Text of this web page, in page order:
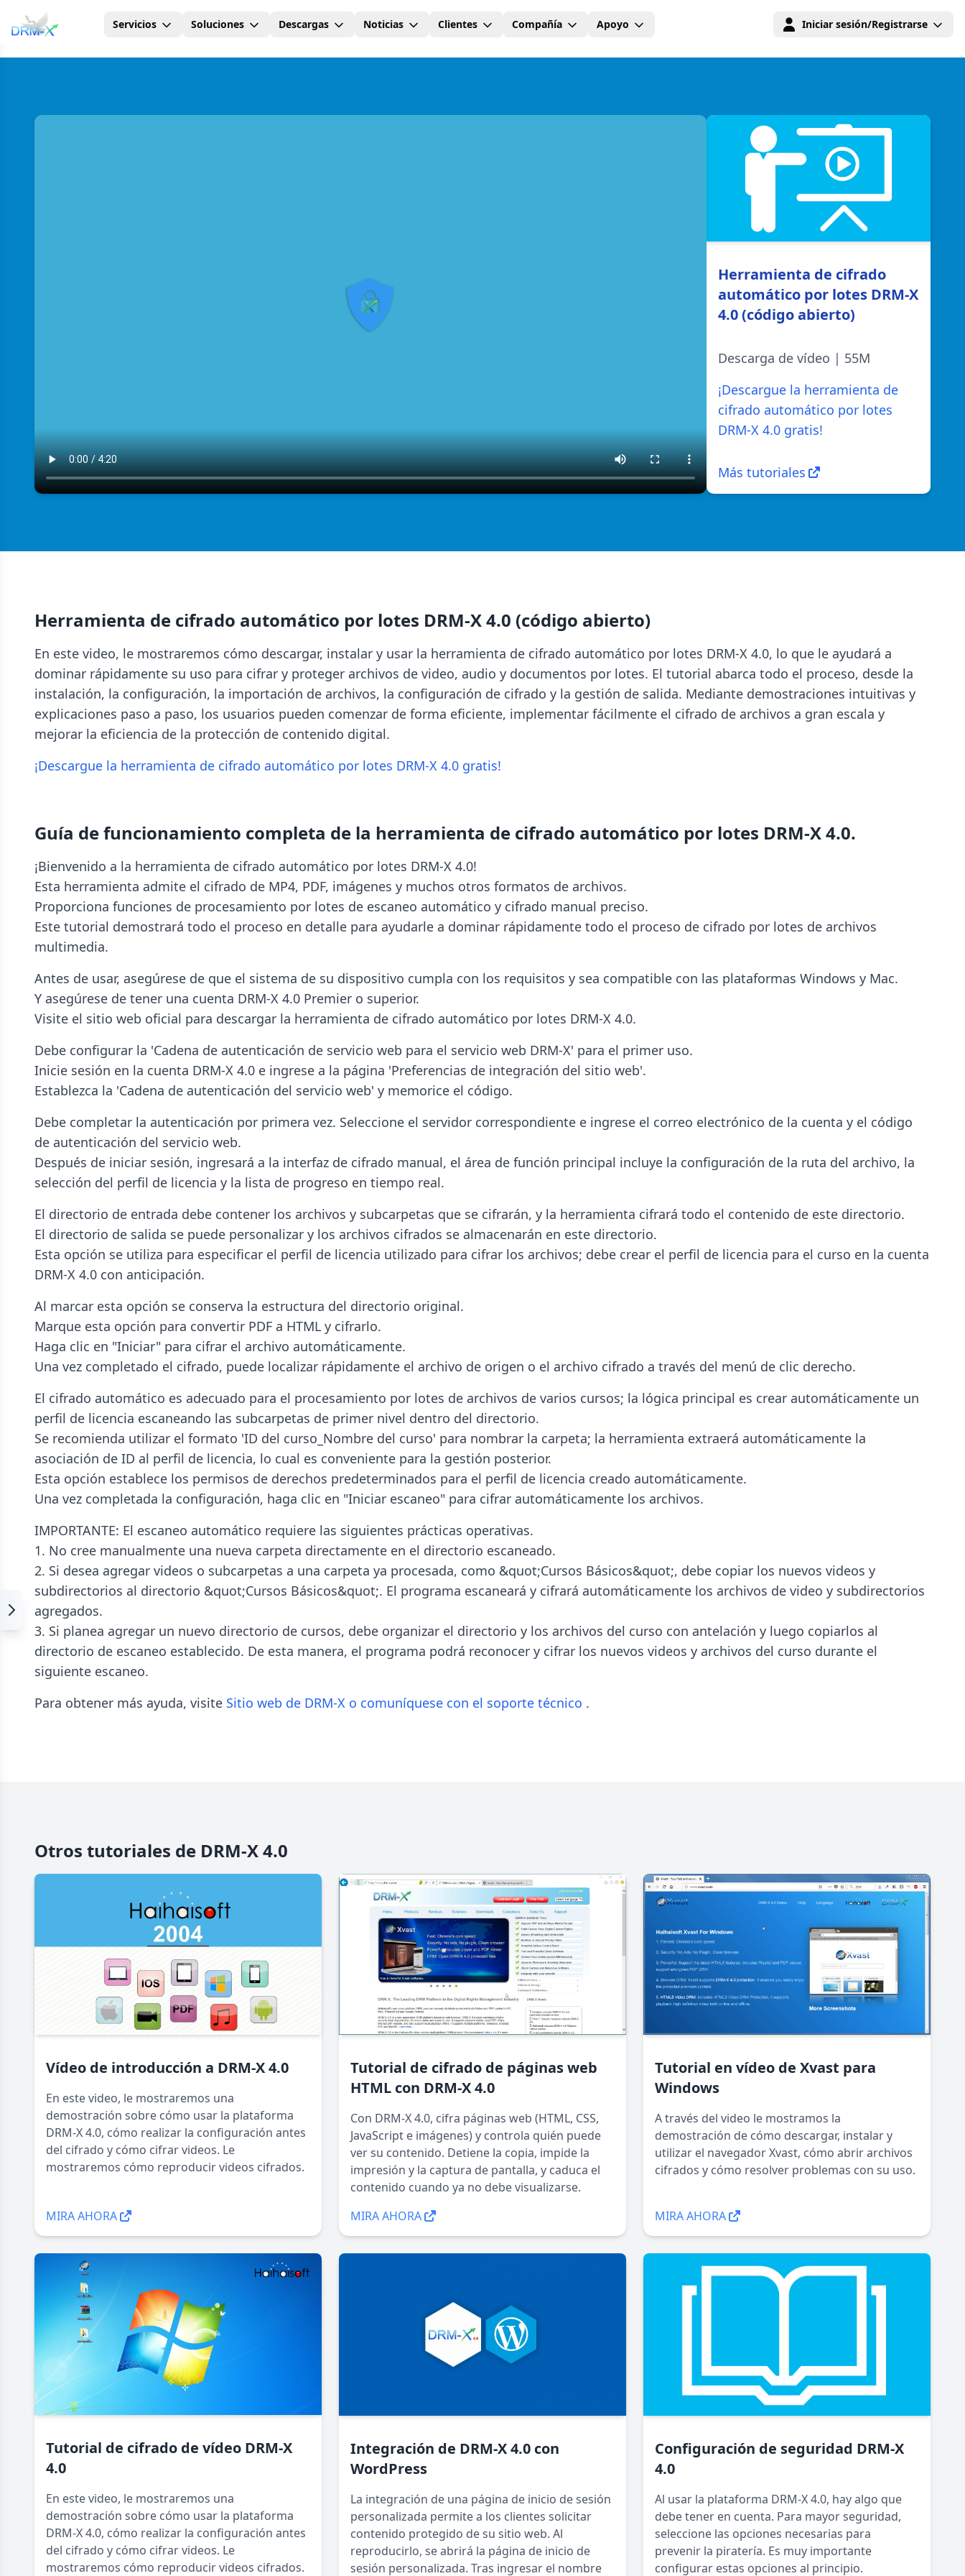
Hogar Servicios Soluciones Descargas Noticias Clientes Compañía Apoyo Iniciar sesión/Registrarse
Herramienta de cifrado
automático por lotes DRM-X
4.0 (código abierto)
Descarga de vídeo | 55M
¡Descargue la herramienta de
cifrado automático por lotes
DRM-X 4.0 gratis!
Más tutoriales
Herramienta de cifrado automático por lotes DRM-X 4.0 (código abierto)
En este video, le mostraremos cómo descargar, instalar y usar la herramienta de cifrado automático por lotes DRM-X 4.0, lo que le ayudará a
dominar rápidamente su uso para cifrar y proteger archivos de video, audio y documentos por lotes. El tutorial abarca todo el proceso, desde la
instalación, la configuración, la importación de archivos, la configuración de cifrado y la gestión de salida. Mediante demostraciones intuitivas y
explicaciones paso a paso, los usuarios pueden comenzar de forma eficiente, implementar fácilmente el cifrado de archivos a gran escala y
mejorar la eficiencia de la protección de contenido digital.
¡Descargue la herramienta de cifrado automático por lotes DRM-X 4.0 gratis!
Guía de funcionamiento completa de la herramienta de cifrado automático por lotes DRM-X 4.0.
¡Bienvenido a la herramienta de cifrado automático por lotes DRM-X 4.0!
Esta herramienta admite el cifrado de MP4, PDF, imágenes y muchos otros formatos de archivos.
Proporciona funciones de procesamiento por lotes de escaneo automático y cifrado manual preciso.
Este tutorial demostrará todo el proceso en detalle para ayudarle a dominar rápidamente todo el proceso de cifrado por lotes de archivos
multimedia.
Antes de usar, asegúrese de que el sistema de su dispositivo cumpla con los requisitos y sea compatible con las plataformas Windows y Mac.
Y asegúrese de tener una cuenta DRM-X 4.0 Premier o superior.
Visite el sitio web oficial para descargar la herramienta de cifrado automático por lotes DRM-X 4.0.
Debe configurar la 'Cadena de autenticación de servicio web para el servicio web DRM-X' para el primer uso.
Inicie sesión en la cuenta DRM-X 4.0 e ingrese a la página 'Preferencias de integración del sitio web'.
Establezca la 'Cadena de autenticación del servicio web' y memorice el código.
Debe completar la autenticación por primera vez. Seleccione el servidor correspondiente e ingrese el correo electrónico de la cuenta y el código
de autenticación del servicio web.
Después de iniciar sesión, ingresará a la interfaz de cifrado manual, el área de función principal incluye la configuración de la ruta del archivo, la
selección del perfil de licencia y la lista de progreso en tiempo real.
El directorio de entrada debe contener los archivos y subcarpetas que se cifrarán, y la herramienta cifrará todo el contenido de este directorio.
El directorio de salida se puede personalizar y los archivos cifrados se almacenarán en este directorio.
Esta opción se utiliza para especificar el perfil de licencia utilizado para cifrar los archivos; debe crear el perfil de licencia para el curso en la cuenta
DRM-X 4.0 con anticipación.
Al marcar esta opción se conserva la estructura del directorio original.
Marque esta opción para convertir PDF a HTML y cifrarlo.
Haga clic en "Iniciar" para cifrar el archivo automáticamente.
Una vez completado el cifrado, puede localizar rápidamente el archivo de origen o el archivo cifrado a través del menú de clic derecho.
El cifrado automático es adecuado para el procesamiento por lotes de archivos de varios cursos; la lógica principal es crear automáticamente un
perfil de licencia escaneando las subcarpetas de primer nivel dentro del directorio.
Se recomienda utilizar el formato 'ID del curso_Nombre del curso' para nombrar la carpeta; la herramienta extraerá automáticamente la
asociación de ID al perfil de licencia, lo cual es conveniente para la gestión posterior.
Esta opción establece los permisos de derechos predeterminados para el perfil de licencia creado automáticamente.
Una vez completada la configuración, haga clic en "Iniciar escaneo" para cifrar automáticamente los archivos.
IMPORTANTE: El escaneo automático requiere las siguientes prácticas operativas.
1. No cree manualmente una nueva carpeta directamente en el directorio escaneado.
2. Si desea agregar videos o subcarpetas a una carpeta ya procesada, como &quot;Cursos Básicos&quot;, debe copiar los nuevos videos y
subdirectorios al directorio &quot;Cursos Básicos&quot;. El programa escaneará y cifrará automáticamente los archivos de video y subdirectorios
agregados.
3. Si planea agregar un nuevo directorio de cursos, debe organizar el directorio y los archivos del curso con antelación y luego copiarlos al
directorio de escaneo establecido. De esta manera, el programa podrá reconocer y cifrar los nuevos videos y archivos del curso durante el
siguiente escaneo.
Para obtener más ayuda, visite Sitio web de DRM-X o comuníquese con el soporte técnico .
Otros tutoriales de DRM-X 4.0
Vídeo de introducción a DRM-X 4.0
En este video, le mostraremos una
demostración sobre cómo usar la plataforma
DRM-X 4.0, cómo realizar la configuración antes
del cifrado y cómo cifrar videos. Le
mostraremos cómo reproducir videos cifrados.
MIRA AHORA
Tutorial de cifrado de páginas web
HTML con DRM-X 4.0
Con DRM-X 4.0, cifra páginas web (HTML, CSS,
JavaScript e imágenes) y controla quién puede
ver su contenido. Detiene la copia, impide la
impresión y la captura de pantalla, y caduca el
contenido cuando ya no debe visualizarse.
MIRA AHORA
Tutorial en vídeo de Xvast para
Windows
A través del video le mostramos la
demostración de cómo descargar, instalar y
utilizar el navegador Xvast, cómo abrir archivos
cifrados y cómo resolver problemas con su uso.
MIRA AHORA
Tutorial de cifrado de vídeo DRM-X
4.0
En este video, le mostraremos una
demostración sobre cómo usar la plataforma
DRM-X 4.0, cómo realizar la configuración antes
del cifrado y cómo cifrar videos. Le
mostraremos cómo reproducir videos cifrados.
Integración de DRM-X 4.0 con
WordPress
La integración de una página de inicio de sesión
personalizada permite a los clientes solicitar
contenido protegido de su sitio web. Al
reproducirlo, se abrirá la página de inicio de
sesión personalizada. Tras ingresar el nombre
Configuración de seguridad DRM-X
4.0
Al usar la plataforma DRM-X 4.0, hay algo que
debe tener en cuenta. Para mayor seguridad,
seleccione las opciones necesarias para
prevenir la piratería. Es muy importante
configurar estas opciones al principio.